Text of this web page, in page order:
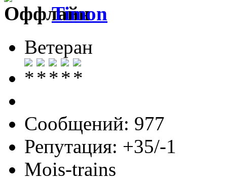
Timon
Ветеран
Сообщений: 977
Репутация: +35/-1
Mois-trains